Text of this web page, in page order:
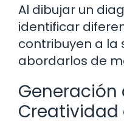
Al dibujar un
identificar
contribuyen a la
abordarlos de
Generación
Creatividad